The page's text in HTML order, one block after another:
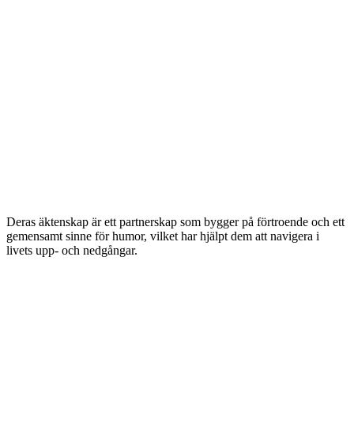
Deras äktenskap är ett partnerskap som bygger på förtroende och ett
gemensamt sinne för humor, vilket har hjälpt dem att navigera i
livets upp- och nedgångar.